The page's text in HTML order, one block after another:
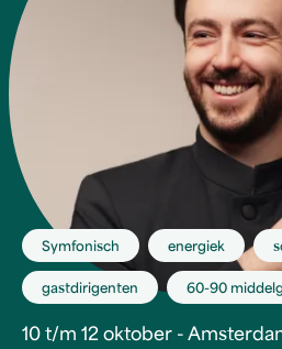
10 t/m 12 oktober -
Symfonisch energiek
gastdirigenten 60-90